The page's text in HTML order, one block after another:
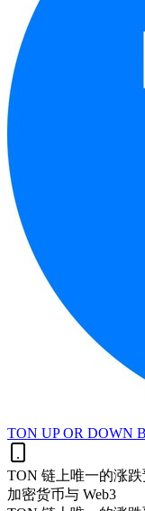
TON UP OR DOWN
TON 链上唯一的涨跌
加密货币与 Web3